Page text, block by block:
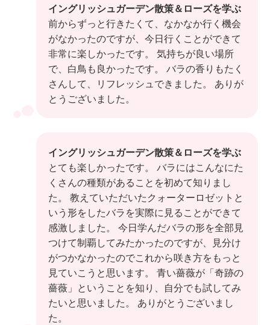
イングリッシュガーデン散策＆ローズを学ぶ
前からずっと行きたくて、なかなか行く機会
がなかったのですが、今日行くことができて
非常に楽しかったです。 気持ちが良い場所
で、白鳥も良かったです。 バラの香りもたく
さんして、リフレッシュできました。 ありが
とうございました。
イングリッシュガーデン散策＆ローズを学ぶ
とても楽しかったです。 バラにはこんなにた
くさんの種類があることを初めて知りまし
た。 教えていただいたクォーターロゼットと
いう形をしたバラを実際に見ることができて
感激しました。 今日学んだバラの形を全部見
つけて制覇してみたかったのですが、見分け
がつかなかったのでこれから咲き方をもっと
見ていこうと思います。 青い薔薇が「奇跡の
薔薇」ということを知り、自分でも試してみ
たいと思いました。 ありがとうございまし
た。